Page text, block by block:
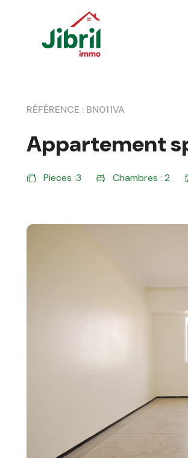
RÉFÉRENCE : BN011VA
Appartement
Pieces :3 Chambres : 2